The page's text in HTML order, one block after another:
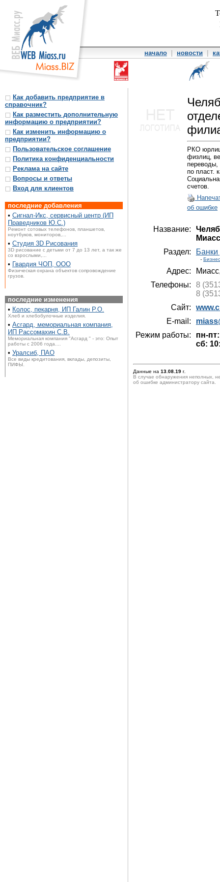
начало новости
Как добавить предприятие в
справочник?
Как разместить дополнительную
информацию о предприятии?
Как изменить информацию о
предприятии?
Пользовательское соглашение
Политика конфиденциальности
Реклама на сайте
Вопросы и ответы
Вход для клиентов
последние добавления
• Сигнал-Икс, сервисный центр (ИП
Праведников Ю.С.)
Ремонт сотовых телефонов, планшетов,
ноутбуков, мониторов,...
• Студия 3D Рисования
3D рисование с детьми от 7 до 13 лет, а так же
со взрослыми,...
• Гвардия ЧОП, ООО
Физическая охрана объектов сопровождение
грузов.
последние изменения
• Колос, пекарня, ИП Галин Р.О.
Хлеб и хлебобулочные изделия.
• Асгард, мемориальная компания,
ИП Рассомахин С.В.
Мемориальная компания "Асгард " - это: Опыт
работы с 2006 года....
• Уралсиб, ПАО
Все виды кредитования, вклады, депозиты,
ПИФЫ.
РКО
физлиц,
переводы,
по пласт.
счетов.
об ошибке
Название:
Раздел:
Банки
- Бизнес
Адрес:
Телефоны:
8
8
Сайт:
E-mail:
Режим работы:
пн-
сб:
Данные на 13.08.19 г.
В случае обнаружения неполных,
об ошибке администратору сайта.